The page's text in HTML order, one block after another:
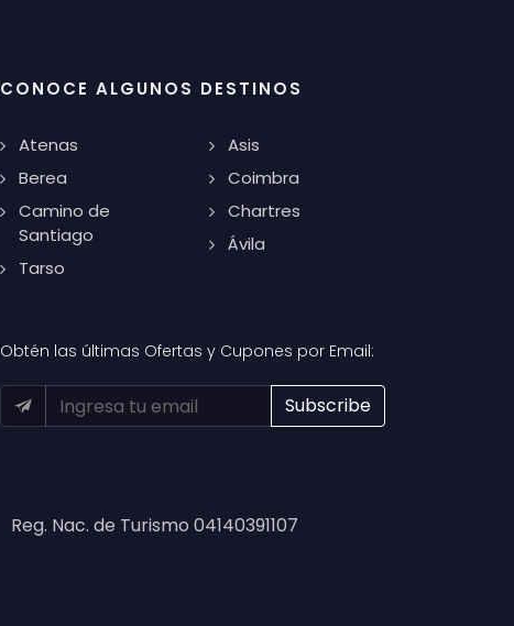
CONOCE ALGUNOS DESTINOS
Atenas
Berea
Camino de
Santiago
Tarso
Asis
Coimbra
Chartres
Ávila
Obtén las últimas Ofertas y Cupones por Email:
Reg. Nac. de Turismo 04140391107